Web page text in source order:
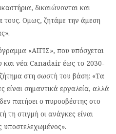
δικαιώνονται και
τους. Ομως, ζητάμε την άμεση
«ΑΙΓΙΣ», που υπόσχεται
και νέα Canadair έως το 2030-
στη σωστή του βάση: «Τα
είναι σημαντικά εργαλεία, αλλά
πατήσει ο πυροσβέστης στο
τη στιγμή οι ανάγκες είναι
υποστελεχωμένος».